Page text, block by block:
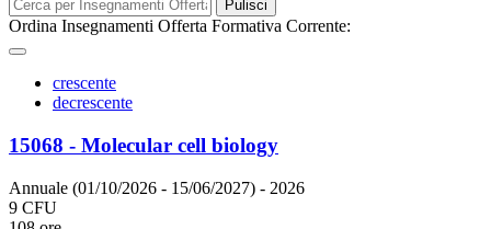
Pulisci
Ordina Insegnamenti Offerta Formativa Corrente:
crescente
decrescente
15068 - Molecular cell biology
Annuale (01/10/2026 - 15/06/2027) - 2026
9 CFU